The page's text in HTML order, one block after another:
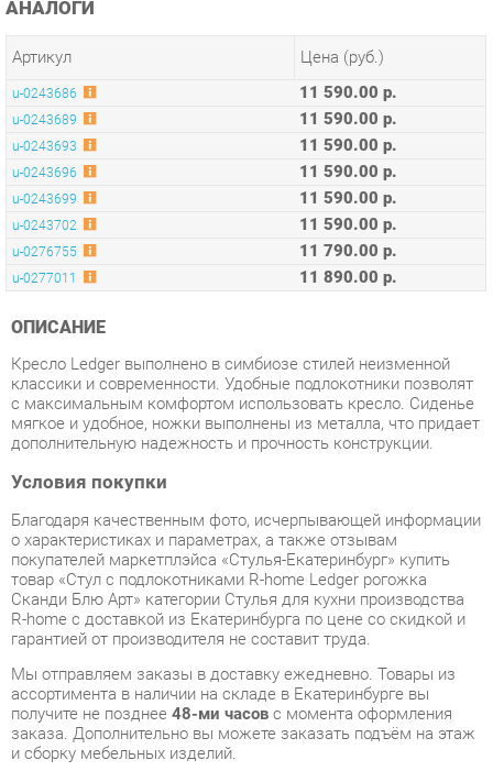
u-0243689 11 590.00 р.
11 590.00 р.
u-0243696 11 590.00 р.
u-0243699 11 590.00 р.
u-0243702 11 590.00 р.
u-0276755 11 790.00 р.
u-0277011 11 890.00 р.
ОПИСАНИЕ
Кресло Ledger выполнено в симбиозе стилей неизменной
с максимальным комфортом использовать кресло. Сиденье
мягкое и удобное, ножки выполнены из металла, что придает
дополнительную надежность и прочность конструкции.
Условия покупки
Благодаря качественным фото, исчерпывающей информации
о характеристиках и параметрах, а также отзывам
товар «Стул с подлокотниками R-home Ledger рогожка
R-home с доставкой из Екатеринбурга по цене со скидкой и
гарантией от производителя не составит труда.
Мы отправляем заказы в доставку ежедневно. Товары из
ассортимента в наличии на складе в Екатеринбурге вы
получите не позднее 48-ми часовс момента оформления
заказа. Дополнительно вы можете заказать подъём на этаж
Срок доставки в другие регионы, и для товаров, находящихся
на складах производителей, рассчитывается индивидуально.
Уточнить наличие, срок и стоимость доставки вы можете
через формуобратной связи.